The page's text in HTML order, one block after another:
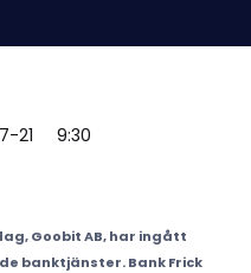
21 9:30
Goobit AB, har ingått
banktjänster. Bank Frick